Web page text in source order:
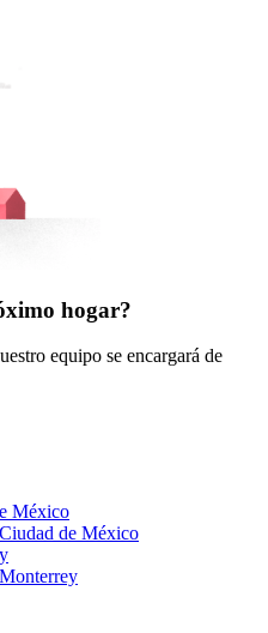
hogar?
equipo se encargará de
México
de México